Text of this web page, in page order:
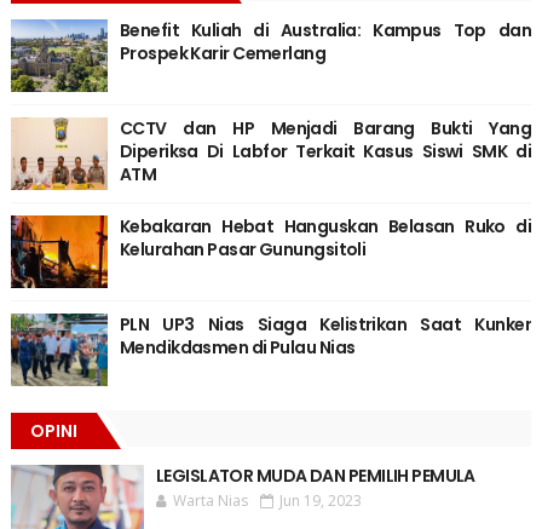
Benefit Kuliah di Australia: Kampus Top dan
Prospek Karir Cemerlang
CCTV dan HP Menjadi Barang Bukti Yang
Diperiksa Di Labfor Terkait Kasus Siswi SMK di
ATM
Kebakaran Hebat Hanguskan Belasan Ruko di
Kelurahan Pasar Gunungsitoli
PLN UP3 Nias Siaga Kelistrikan Saat Kunker
Mendikdasmen di Pulau Nias
OPINI
LEGISLATOR MUDA DAN PEMILIH PEMULA
Warta Nias Jun 19, 2023